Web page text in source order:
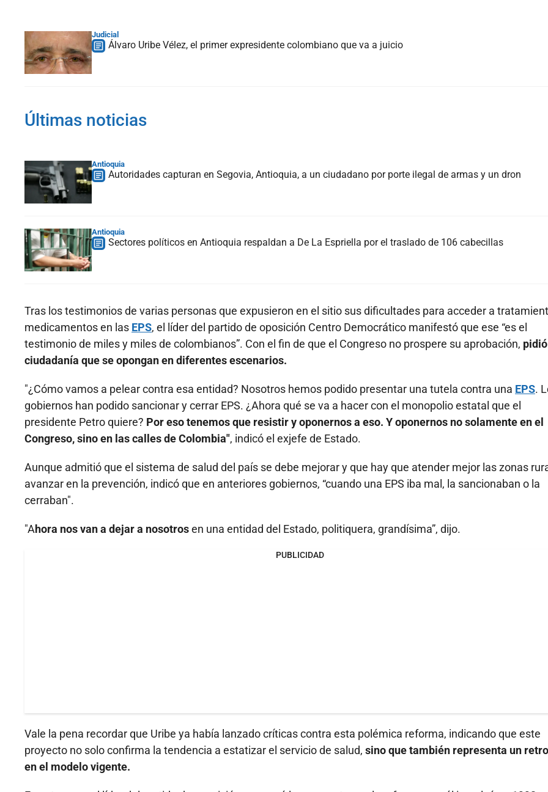
Judicial
Álvaro Uribe Vélez, el primer expresidente colombiano que va a juicio
Últimas noticias
Antioquia
Autoridades capturan en Segovia, Antioquia, a un ciudadano por porte ilegal de armas y un dron
Antioquia
Sectores políticos en Antioquia respaldan a De La Espriella por el traslado de 106 cabecillas
Tras los testimonios de varias personas que expusieron en el sitio sus dificultades para acceder a
medicamentos en las EPS, el líder del partido de oposición Centro Democrático manifestó que ese “es el
testimonio de miles y miles de colombianos”. Con el fin de que el Congreso no prospere su aprobación,
ciudadanía que se opongan en diferentes escenarios.
"¿Cómo vamos a pelear contra esa entidad? Nosotros hemos podido presentar una tutela contra una EPS.
gobiernos han podido sancionar y cerrar EPS. ¿Ahora qué se va a hacer con el monopolio estatal que el
presidente Petro quiere? Por eso tenemos que resistir y oponernos a eso. Y oponernos no solamente en el
Congreso, sino en las calles de Colombia", indicó el exjefe de Estado.
Aunque admitió que el sistema de salud del país se debe mejorar y que hay que atender mejor las zonas
avanzar en la prevención, indicó que en anteriores gobiernos, “cuando una EPS iba mal, la sancionaban o la
cerraban".
"Ahora nos van a dejar a nosotrosen una entidad del Estado, politiquera, grandísima”, dijo.
PUBLICIDAD
Vale la pena recordar que Uribe ya había lanzado críticas contra esta polémica reforma, indicando que este
proyecto no solo confirma la tendencia a estatizar el servicio de salud, sino que también representa un
en el modelo vigente.